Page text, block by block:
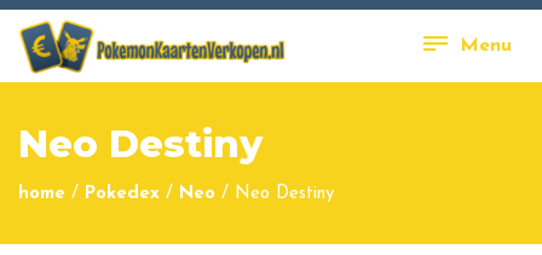
Menu
Neo Destiny
home / Pokedex / Neo / Neo Destiny